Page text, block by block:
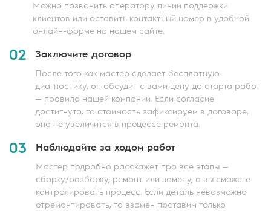
Можно позвонить оператору линии поддержки
клиентов или оставить контактный номер в удобной
онлайн-форме на нашем сайте.
02 Заключите договор
После того как мастер сделает бесплатную
диагностику, он обсудит с вами цену до старта работ
— правило нашей компании. Если согласие
достигнуто, то стоимость зафиксируем в договоре,
она не увеличится в процессе ремонта.
03 Наблюдайте за ходом работ
Мастер подробно расскажет про все этапы —
сборку/разборку, ремонт или замену, а вы сможете
контролировать процесс. Если деталь невозможно
отремонтировать, то взамен поставим только